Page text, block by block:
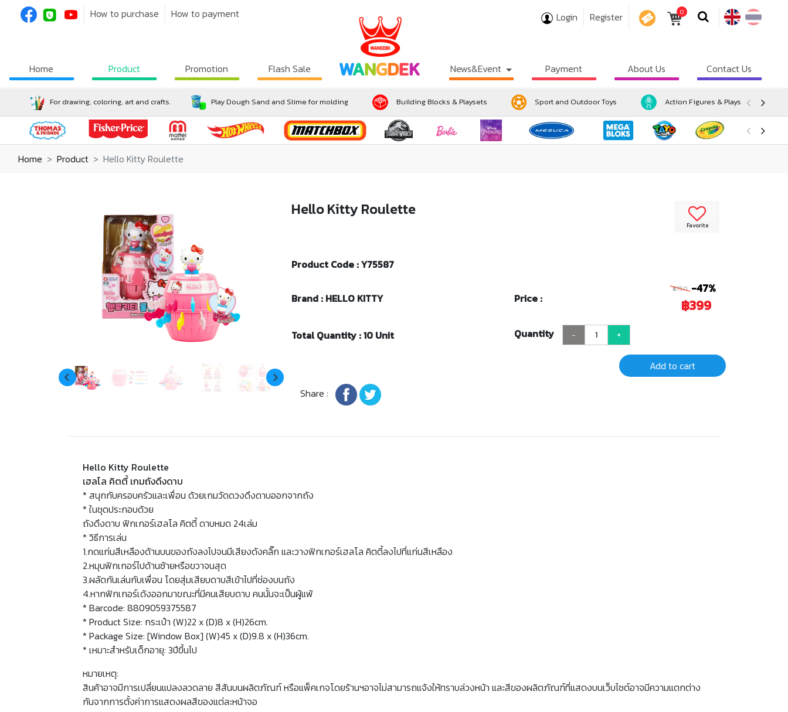
How to purchase How to payment Login Register 0
Home Product Promotion Flash Sale News&Event Payment About Us Contact Us
For drawing, coloring, art and crafts. Play Dough Sand and Slime for molding Building Blocks & Playsets Sport and Outdoor Toys Action Figures & Playsets
Home Product Hello Kitty Roulette
Favorite
Hello Kitty Roulette
Product Code : Y75587
Brand : HELLO KITTY Price :
฿750 -47%
฿399
Total Quantity : 10 Unit Quantity - +
Add to cart
Share :
Hello Kitty Roulette
เฮลโล คิตตี้ เกมถังดึงดาบ
* สนุกกับครอบครัวและเพื่อน ด้วยเกมวัดดวงดึงดาบออกจากถัง
* ในชุดประกอบด้วย
ถังดึงดาบ ฟิกเกอร์เฮลโล คิตตี้ ดาบหมด 24เล่ม
* วิธีการเล่น
1.กดแก่นสีเหลืองด้านบนของถังลงไปจนมีเสียงดังคลิ๊ก และวางฟิกเกอร์เฮลโล คิตตี้ลงไปที่แก่นสีเหลือง
2.หมุนฟิกเกอร์ไปด้านซ้ายหรือขวาจนสุด
3.ผลัดกันเล่นกับเพื่อน โดยสุ่มเสียบดาบสีเข้าไปที่ช่องบนถัง
4.หากฟิกเกอร์เด้งออกมาขณะที่มีคนเสียบดาบ คนนั้นจะเป็นผู้แพ้
* Barcode: 8809059375587
* Product Size: กระเป๋า (W)22 x (D)8 x (H)26cm.
* Package Size: [Window Box] (W)45 x (D)9.8 x (H)36cm.
* เหมาะสำหรับเด็กอายุ: 3ปีขึ้นไป
หมายเหตุ:
สินค้าอาจมีการเปลี่ยนแปลงลวดลาย สีสันบนผลิตภัณฑ์ หรือแพ็คเกจโดยร้านฯอาจไม่สามารถแจ้งให้ทราบล่วงหน้า และสีของผลิตภัณฑ์ที่แสดงบนเว็บไซต์อาจมีความแตกต่าง
กันจากการตั้งค่าการแสดงผลสีของแต่ละหน้าจอ